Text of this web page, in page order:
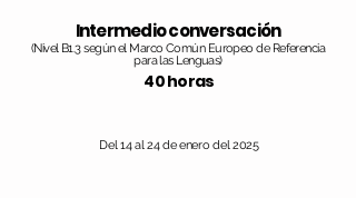
Intermedio conversación
(Nivel B1.3 según el Marco Común Europeo de Referencia
para las Lenguas)
40 horas
Del 14 al 24 de enero del 2025